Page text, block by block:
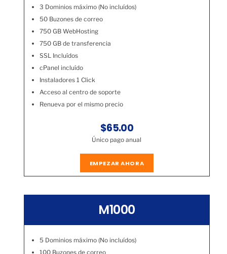
3 Dominios máximo (No incluídos)
50 Buzones de correo
750 GB WebHosting
750 GB de transferencia
SSL Incluídos
cPanel incluído
Instaladores 1 Click
Acceso al centro de soporte
Renueva por el mismo precio
$65.00
Único pago anual
EMPEZAR AHORA
M1000
5 Dominios máximo (No incluídos)
100 Buzones de correo